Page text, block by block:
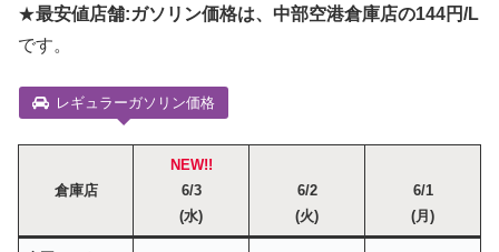
★最安値店舗:ガソリン価格は、中部空港倉庫店の144円/L
です。
レギュラーガソリン価格
倉庫店
NEW!!
6/3
(水)
6/2
(火)
6/1
(月)